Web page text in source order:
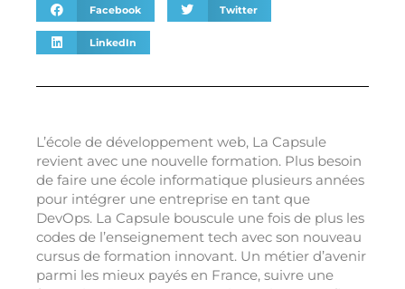
Facebook Twitter
LinkedIn
L’école de développement web, La Capsule
revient avec une nouvelle formation. Plus besoin
de faire une école informatique plusieurs années
pour intégrer une entreprise en tant que
DevOps. La Capsule bouscule une fois de plus les
codes de l’enseignement tech avec son nouveau
cursus de formation innovant. Un métier d’avenir
parmi les mieux payés en France, suivre une